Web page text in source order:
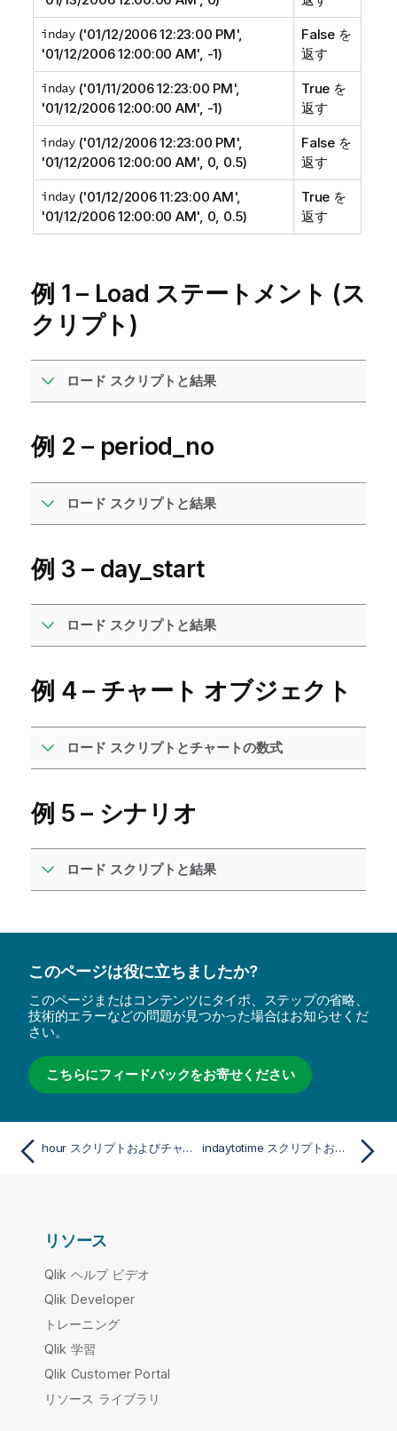
inday('01/12/2006 12:23:00 PM',
'01/12/2006 12:00:00 AM', -1)
False を
返す
inday('01/11/2006 12:23:00 PM',
'01/12/2006 12:00:00 AM', -1)
True を
返す
inday('01/12/2006 12:23:00 PM',
'01/12/2006 12:00:00 AM', 0, 0.5)
False を
返す
inday('01/12/2006 11:23:00 AM',
'01/12/2006 12:00:00 AM', 0, 0.5)
True を
返す
例 1 – Load ステートメント (ス
クリプト)
ロード スクリプトと結果
例 2 – period_no
ロード スクリプトと結果
例 3 – day_start
ロード スクリプトと結果
例 4 – チャート オブジェクト
ロード スクリプトとチャートの数式
例 5 – シナリオ
ロード スクリプトと結果
このページは役に立ちましたか?
このページまたはコンテンツにタイポ、ステップの省略、
技術的エラーなどの問題が見つかった場合はお知らせくだ
さい。
こちらにフィードバックをお寄せください
hour スクリプトおよびチャート関数 indaytotime スクリプトおよびチャート関数
リソース
Qlik ヘルプ ビデオ
Qlik Developer
トレーニング
Qlik 学習
Qlik Customer Portal
リソース ライブラリ